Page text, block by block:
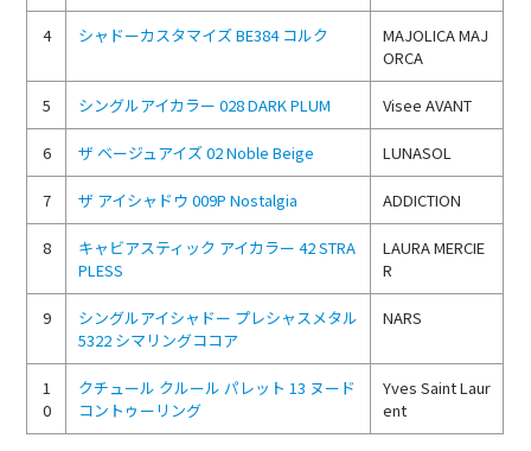
4 シャドーカスタマイズ BE384 コルク
MAJOLICA MAJ
ORCA
5 シングルアイカラー 028 DARK PLUM Visee AVANT
6 ザ ベージュアイズ 02 Noble Beige LUNASOL
7 ザ アイシャドウ 009P Nostalgia ADDICTION
8
キャビアスティック アイカラー 42 STRA
PLESS
LAURA MERCIE
R
9
シングルアイシャドー プレシャスメタル
5322 シマリングココア
NARS
1
0
クチュール クルール パレット 13 ヌード
コントゥーリング
Yves Saint Laur
ent